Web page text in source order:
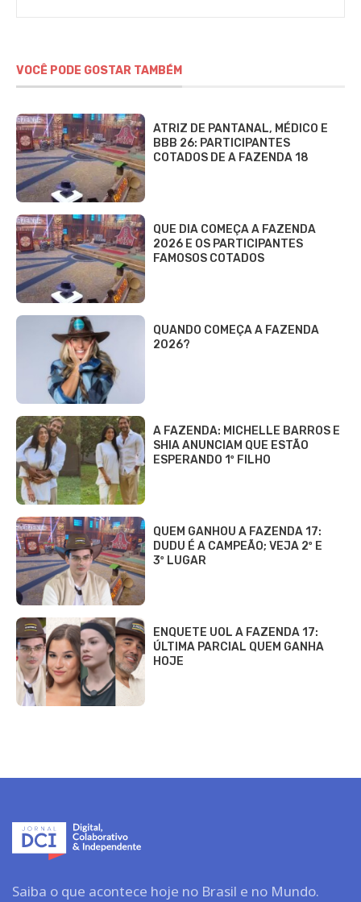
VOCÊ PODE GOSTAR TAMBÉM
ATRIZ DE PANTANAL, MÉDICO E
BBB 26: PARTICIPANTES
COTADOS DE A FAZENDA 18
QUE DIA COMEÇA A FAZENDA
2026 E OS PARTICIPANTES
FAMOSOS COTADOS
QUANDO COMEÇA A FAZENDA
2026?
A FAZENDA: MICHELLE BARROS E
SHIA ANUNCIAM QUE ESTÃO
ESPERANDO 1º FILHO
QUEM GANHOU A FAZENDA 17:
DUDU É A CAMPEÃO; VEJA 2º E
3º LUGAR
ENQUETE UOL A FAZENDA 17:
ÚLTIMA PARCIAL QUEM GANHA
HOJE
Saiba o que acontece hoje no Brasil e no Mundo.